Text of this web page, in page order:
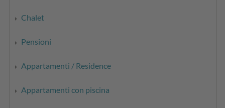
Chalet
Pensioni
Appartamenti / Residence
Appartamenti con piscina